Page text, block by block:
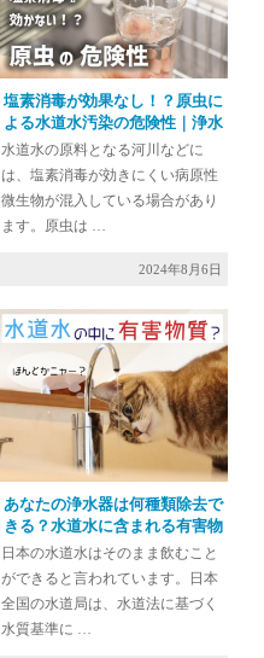
塩素消毒が効果なし！？原虫に
よる水道水汚染の危険性｜浄水
器での対策がおすすめ
水道水の原料となる河川などに
は、塩素消毒が効きにくい病原性
微生物が混入している場合があり
ます。原虫は …
2024年8月6日
あなたの浄水器は何種類除去で
きる？水道水に含まれる有害物
質一覧
日本の水道水はそのまま飲むこと
ができると言われています。日本
全国の水道局は、水道法に基づく
水質基準に …